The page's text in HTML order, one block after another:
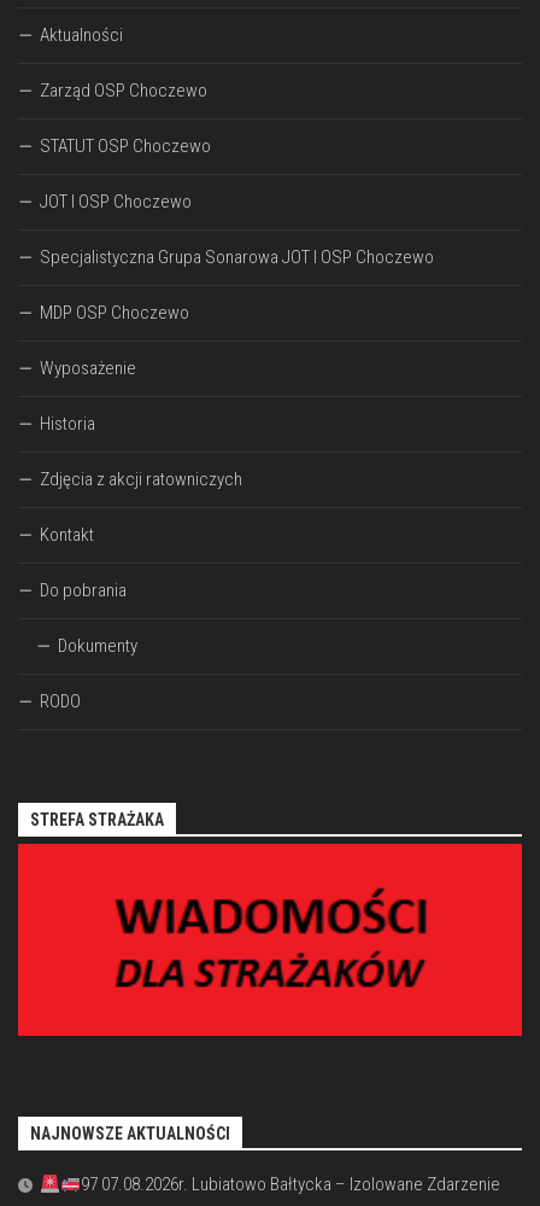
Aktualności
Zarząd OSP Choczewo
STATUT OSP Choczewo
JOT I OSP Choczewo
Specjalistyczna Grupa Sonarowa JOT I OSP Choczewo
MDP OSP Choczewo
Wyposażenie
Historia
Zdjęcia z akcji ratowniczych
Kontakt
Do pobrania
Dokumenty
RODO
STREFA STRAŻAKA
NAJNOWSZE AKTUALNOŚCI
97 07.08.2026r. Lubiatowo Bałtycka – Izolowane Zdarzenie